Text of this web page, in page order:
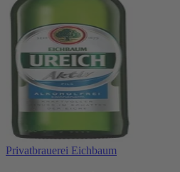
Privatbrauerei Eichbaum